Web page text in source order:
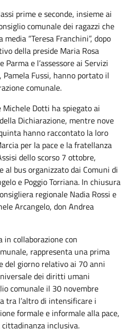
prime e seconde, insieme ai
comunale dei ragazzi che
“Teresa Franchini”, dopo
della preside Maria Rosa
Parma e l’assessore ai Servizi
Fussi, hanno portato il
comunale.
Michele Dotti ha spiegato ai
Dichiarazione, mentre nove
hanno raccontato la loro
per la pace e la fratellanza
dello scorso 7 ottobre,
al bus organizzato dai Comuni di
e Poggio Torriana. In chiusura
regionale Nadia Rossi e
Arcangelo, don Andrea
in collaborazione con
rappresenta una prima
del giorno relativo ai 70 anni
dei diritti umani
comunale il 30 novembre
tra l’altro di intensificare i
formale e informale alla pace,
inclusiva.